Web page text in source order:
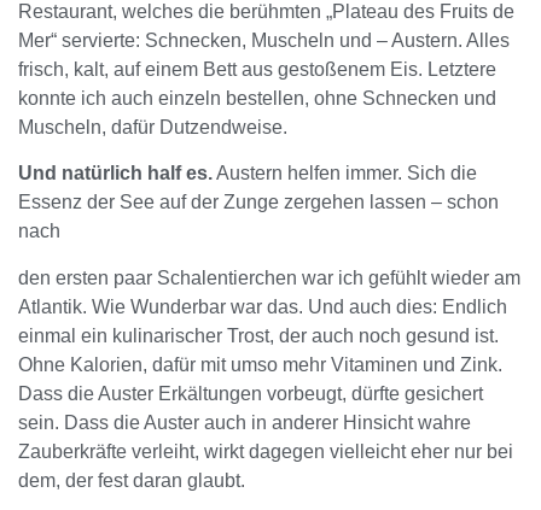
Restaurant, welches die berühmten „Plateau des Fruits de
Mer“ servierte: Schnecken, Muscheln und – Austern. Alles
frisch, kalt, auf einem Bett aus gestoßenem Eis. Letztere
konnte ich auch einzeln bestellen, ohne Schnecken und
Muscheln, dafür Dutzendweise.
Und natürlich half es.Austern helfen immer. Sich die
Essenz der See auf der Zunge zergehen lassen – schon
nach
den ersten paar Schalentierchen war ich gefühlt wieder am
Atlantik. Wie Wunderbar war das. Und auch dies: Endlich
einmal ein kulinarischer Trost, der auch noch gesund ist.
Ohne Kalorien, dafür mit umso mehr Vitaminen und Zink.
Dass die Auster Erkältungen vorbeugt, dürfte gesichert
sein. Dass die Auster auch in anderer Hinsicht wahre
Zauberkräfte verleiht, wirkt dagegen vielleicht eher nur bei
dem, der fest daran glaubt.